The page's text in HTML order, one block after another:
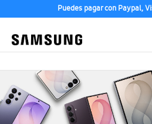
Puedes pagar con Paypal,